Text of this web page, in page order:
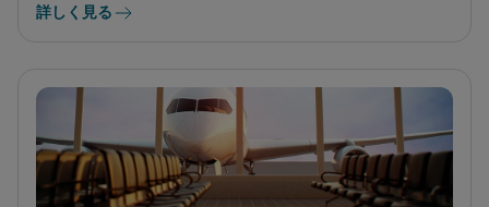
詳しく見る